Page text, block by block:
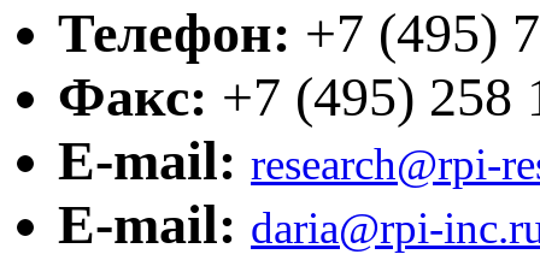
Телефон: +7 (495)
Факс: +7 (495) 258
E-mail: research@rpi-
E-mail: daria@rpi-